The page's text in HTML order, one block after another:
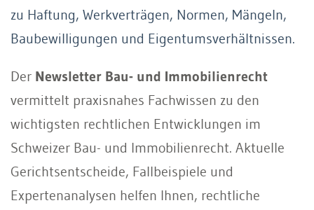
zu Haftung, Werkverträgen, Normen, Mängeln,
Baubewilligungen und Eigentumsverhältnissen.
Der Newsletter Bau- und Immobilienrecht
vermittelt praxisnahes Fachwissen zu den
wichtigsten rechtlichen Entwicklungen im
Schweizer Bau- und Immobilienrecht. Aktuelle
Gerichtsentscheide, Fallbeispiele und
Expertenanalysen helfen Ihnen, rechtliche